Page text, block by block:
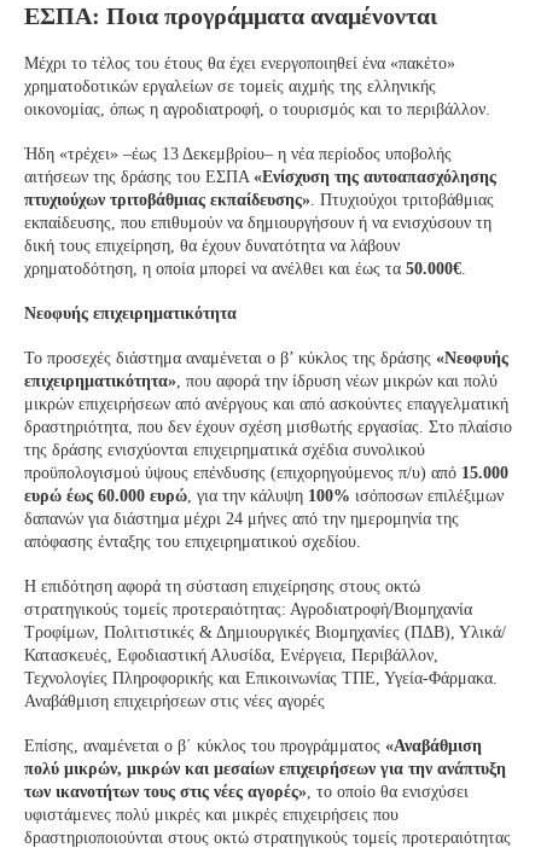
ΕΣΠΑ: Ποια προγράμματα αναμένονται
Μέχρι το τέλος του έτους θα έχει ενεργοποιηθεί ένα «πακέτο»
χρηματοδοτικών εργαλείων σε τομείς αιχμής της ελληνικής
οικονομίας, όπως η αγροδιατροφή, ο τουρισμός και το περιβάλλον.
Ήδη «τρέχει» –έως 13 Δεκεμβρίου– η νέα περίοδος υποβολής
αιτήσεων της δράσης του ΕΣΠΑ «Ενίσχυση της αυτοαπασχόλησης
πτυχιούχων τριτοβάθμιας εκπαίδευσης» . Πτυχιούχοι τριτοβάθμιας
εκπαίδευσης, που επιθυμούν να δημιουργήσουν ή να ενισχύσουν τη
δική τους επιχείρηση, θα έχουν δυνατότητα να λάβουν
χρηματοδότηση, η οποία μπορεί να ανέλθει και έως τα 50.000€
Νεοφυής επιχειρηματικότητα
Το προσεχές διάστημα αναμένεται ο β’ κύκλος της δράσης «Νεοφυής
επιχειρηματικότητα» , που αφορά την ίδρυση νέων μικρών και πολύ
μικρών επιχειρήσεων από ανέργους και από ασκούντες επαγγελματική
δραστηριότητα, που δεν έχουν σχέση μισθωτής εργασίας. Στο πλαίσιο
της δράσης ενισχύονται επιχειρηματικά σχέδια συνολικού
προϋπολογισμού ύψους επένδυσης (επιχορηγούμενος π/υ) από 15.000
ευρώ έως 60.000 ευρώ , για την κάλυψη 100% ισόποσων επιλέξιμων
δαπανών για διάστημα μέχρι 24 μήνες από την ημερομηνία της
απόφασης ένταξης του επιχειρηματικού σχεδίου.
Η επιδότηση αφορά τη σύσταση επιχείρησης στους οκτώ
στρατηγικούς τομείς προτεραιότητας: Αγροδιατροφή/Βιομηχανία
Τροφίμων, Πολιτιστικές & Δημιουργικές Βιομηχανίες (ΠΔΒ), Υλικά/
Κατασκευές, Εφοδιαστική Αλυσίδα, Ενέργεια, Περιβάλλον,
Τεχνολογίες Πληροφορικής και Επικοινωνίας ΤΠΕ, Υγεία-Φάρμακα.
Αναβάθμιση επιχειρήσεων στις νέες αγορές
Επίσης, αναμένεται ο β΄ κύκλος του προγράμματος «Αναβάθμιση
πολύ μικρών, μικρών και μεσαίων επιχειρήσεων για την ανάπτυξη
των ικανοτήτων τους στις νέες αγορές» , το οποίο θα ενισχύσει
υφιστάμενες πολύ μικρές και μικρές επιχειρήσεις που
δραστηριοποιούνται στους οκτώ στρατηγικούς τομείς προτεραιότητας